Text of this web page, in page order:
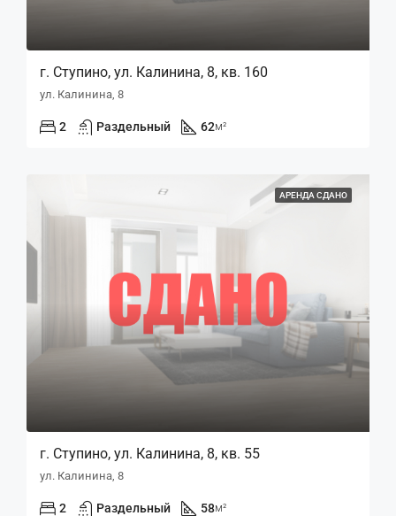
г. Ступино, ул. Калинина, 8, кв. 160
ул. Калинина, 8
2 Раздельный 62м²
АРЕНДА СДАНО
г. Ступино, ул. Калинина, 8, кв. 55
ул. Калинина, 8
2 Раздельный 58м²